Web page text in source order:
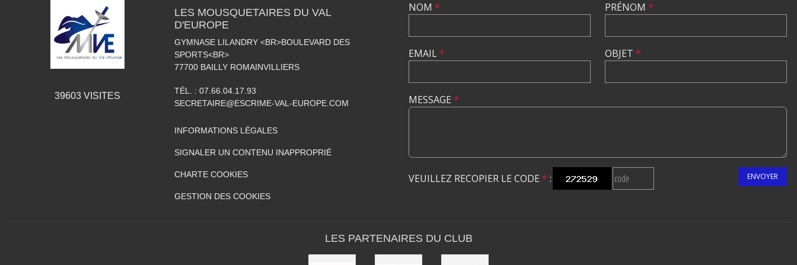
39603VISITES
LES MOUSQUETAIRES DU VAL
D'EUROPE
GYMNASE LILANDRY <BR>BOULEVARD DES
SPORTS<BR>
77700 BAILLY ROMAINVILLIERS
TÉL. : 07.66.04.17.93
SECRETAIRE@ESCRIME-VAL-EUROPE.COM
INFORMATIONS LÉGALES
SIGNALER UN CONTENU INAPPROPRIÉ
CHARTE COOKIES
GESTION DES COOKIES
NOM *
EMAIL*
PRÉNOM *
OBJET *
MESSAGE *
VEUILLEZ RECOPIER LE CODE * : ENVOYER
LES PARTENAIRES DU CLUB